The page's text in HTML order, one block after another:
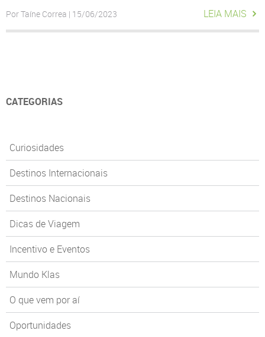
Por Taíne Correa | 15/06/2023 LEIA MAIS
CATEGORIAS
Curiosidades
Destinos Internacionais
Destinos Nacionais
Dicas de Viagem
Incentivo e Eventos
Mundo Klas
O que vem por aí
Oportunidades